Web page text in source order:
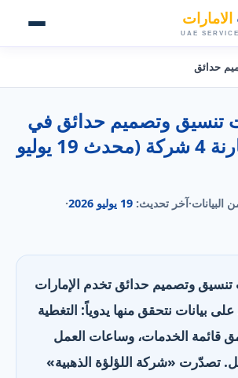
الامارات
UAE
حدائق
وتصميم حدائق في
الإمارات: مقارنة 4 شركة (محدث 19 يوليو
·آخر تحديث: 19 يوليو 2026
·
تنسيق وتصميم حدائق تخدم الإمارات
على بيانات نتحقق منها يدوياً: التغطية
قائمة الخدمات، وساعات العمل
تصدّرت «شركة اللؤلؤة الذهبية»